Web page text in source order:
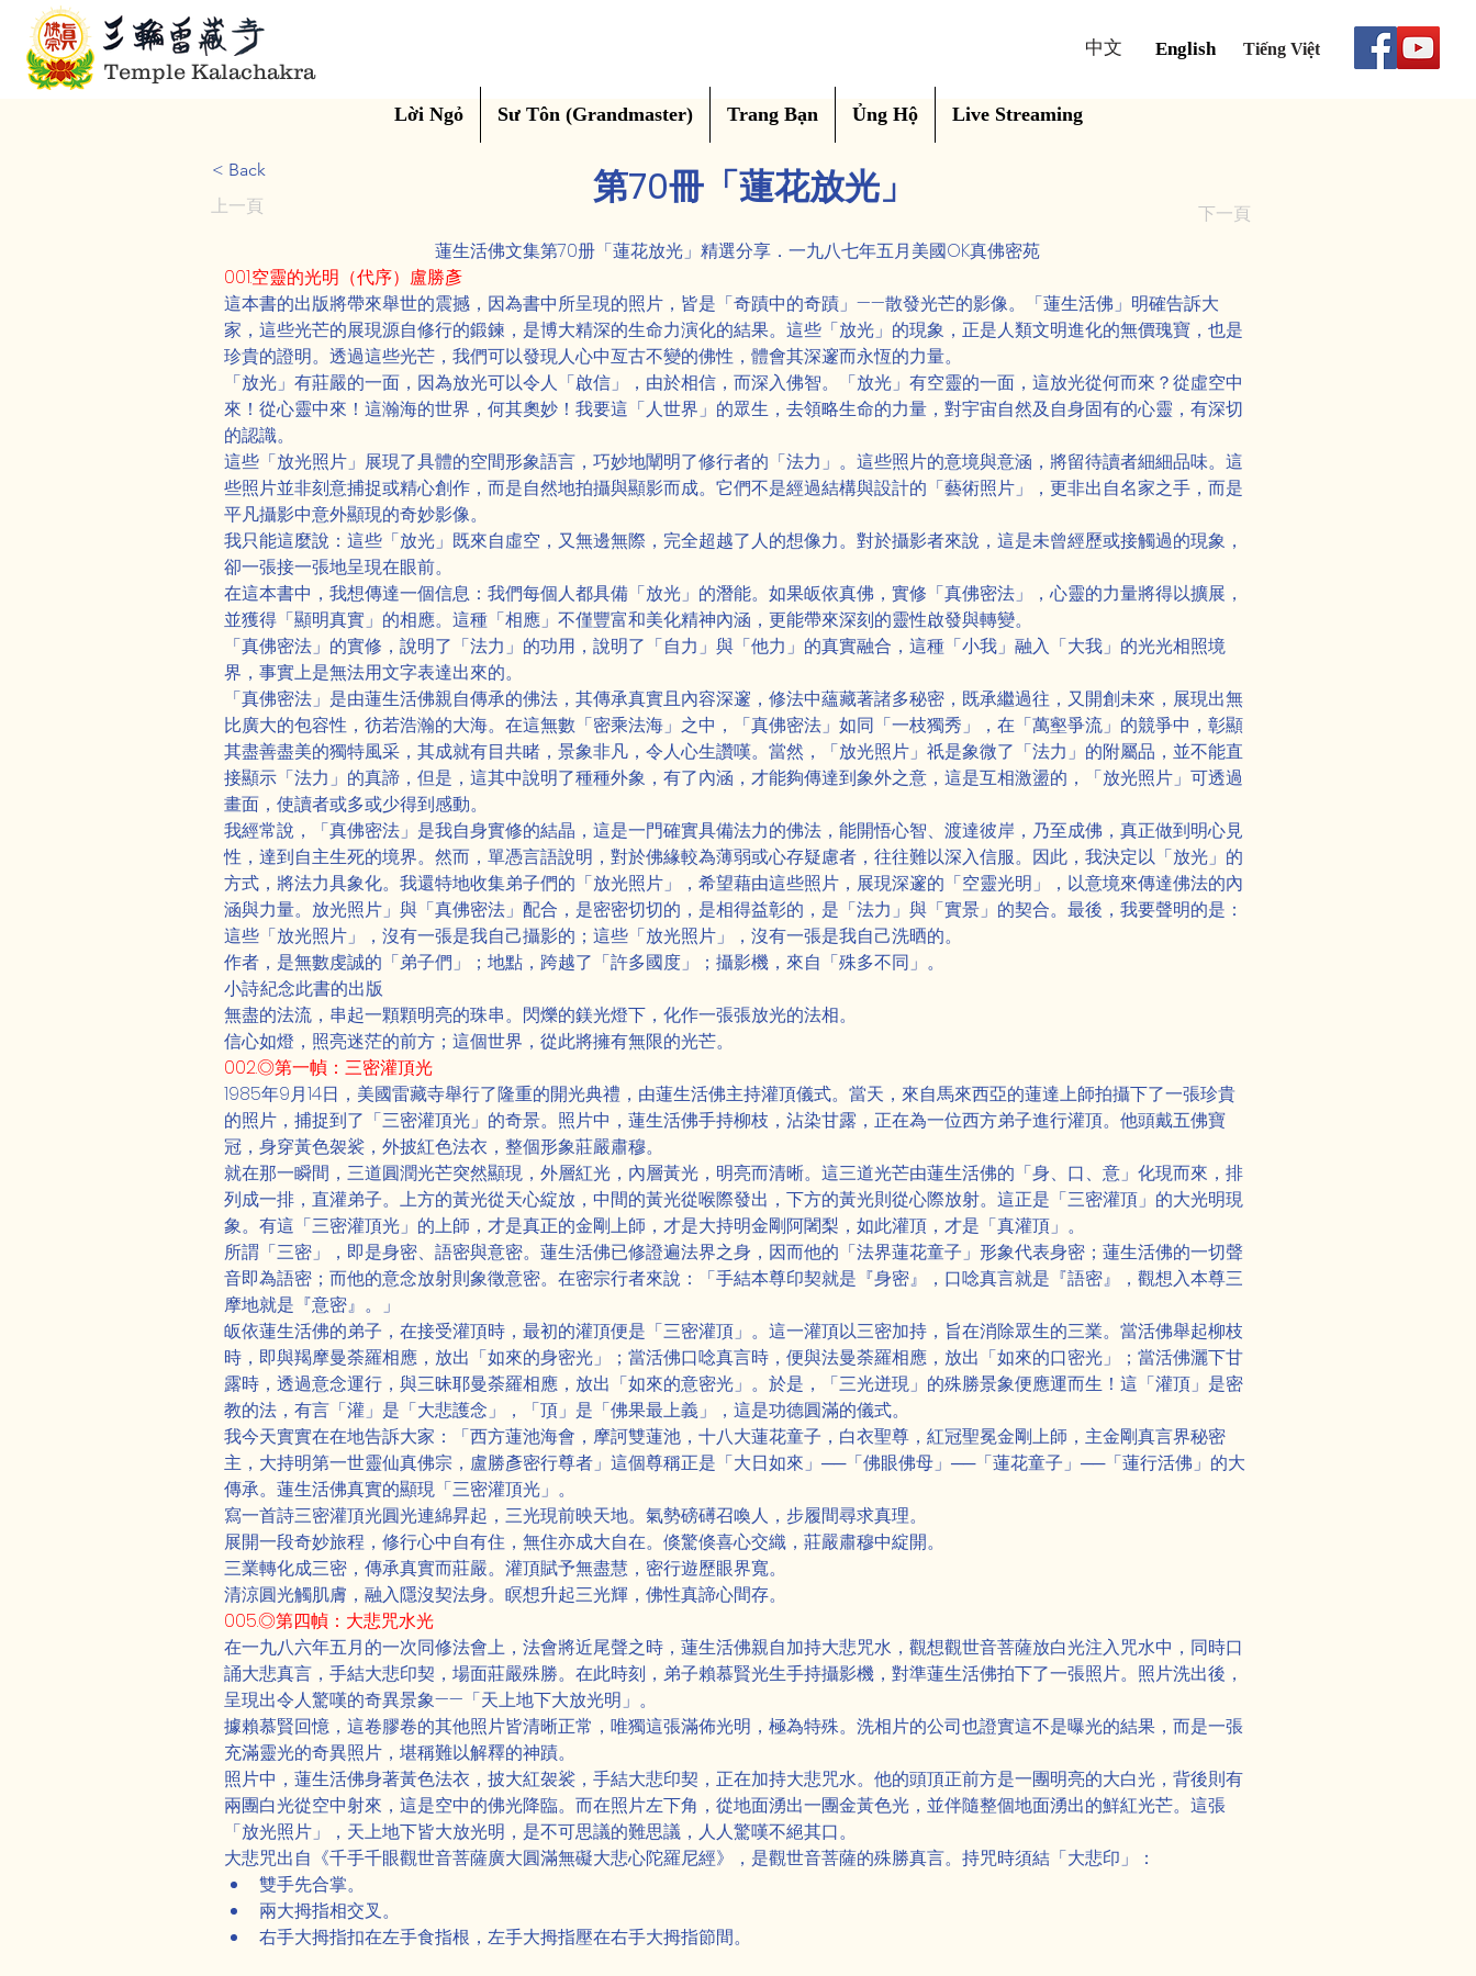
Temple Kalachakra
中文 English Tiếng Việt
Lời Ngỏ Sư Tôn (Grandmaster) Trang Bạn Ủng Hộ Live Streaming
< Back
上一頁
第70冊「蓮花放光」
下一頁
蓮生活佛文集第70册「蓮花放光」精選分享．一九八七年五月美國OK真佛密苑
001.空靈的光明（代序）盧勝彥
這本書的出版將帶來舉世的震撼，因為書中所呈現的照片，皆是「奇蹟中的奇蹟」——散發光芒的影像。「蓮生活佛」明確告訴大
家，這些光芒的展現源自修行的鍛鍊，是博大精深的生命力演化的結果。這些「放光」的現象，正是人類文明進化的無價瑰寶，也是
珍貴的證明。透過這些光芒，我們可以發現人心中亙古不變的佛性，體會其深邃而永恆的力量。
「放光」有莊嚴的一面，因為放光可以令人「啟信」，由於相信，而深入佛智。「放光」有空靈的一面，這放光從何而來？從虛空中
來！從心靈中來！這瀚海的世界，何其奧妙！我要這「人世界」的眾生，去領略生命的力量，對宇宙自然及自身固有的心靈，有深切
的認識。
這些「放光照片」展現了具體的空間形象語言，巧妙地闡明了修行者的「法力」。這些照片的意境與意涵，將留待讀者細細品味。這
些照片並非刻意捕捉或精心創作，而是自然地拍攝與顯影而成。它們不是經過結構與設計的「藝術照片」，更非出自名家之手，而是
平凡攝影中意外顯現的奇妙影像。
我只能這麼說：這些「放光」既來自虛空，又無邊無際，完全超越了人的想像力。對於攝影者來說，這是未曾經歷或接觸過的現象，
卻一張接一張地呈現在眼前。
在這本書中，我想傳達一個信息：我們每個人都具備「放光」的潛能。如果皈依真佛，實修「真佛密法」，心靈的力量將得以擴展，
並獲得「顯明真實」的相應。這種「相應」不僅豐富和美化精神內涵，更能帶來深刻的靈性啟發與轉變。
「真佛密法」的實修，說明了「法力」的功用，說明了「自力」與「他力」的真實融合，這種「小我」融入「大我」的光光相照境
界，事實上是無法用文字表達出來的。
「真佛密法」是由蓮生活佛親自傳承的佛法，其傳承真實且內容深邃，修法中蘊藏著諸多秘密，既承繼過往，又開創未來，展現出無
比廣大的包容性，彷若浩瀚的大海。在這無數「密乘法海」之中，「真佛密法」如同「一枝獨秀」，在「萬壑爭流」的競爭中，彰顯
其盡善盡美的獨特風采，其成就有目共睹，景象非凡，令人心生讚嘆。當然，「放光照片」祇是象微了「法力」的附屬品，並不能直
接顯示「法力」的真諦，但是，這其中說明了種種外象，有了內涵，才能夠傳達到象外之意，這是互相激盪的，「放光照片」可透過
畫面，使讀者或多或少得到感動。
我經常說，「真佛密法」是我自身實修的結晶，這是一門確實具備法力的佛法，能開悟心智、渡達彼岸，乃至成佛，真正做到明心見
性，達到自主生死的境界。然而，單憑言語說明，對於佛緣較為薄弱或心存疑慮者，往往難以深入信服。因此，我決定以「放光」的
方式，將法力具象化。我還特地收集弟子們的「放光照片」，希望藉由這些照片，展現深邃的「空靈光明」，以意境來傳達佛法的內
涵與力量。放光照片」與「真佛密法」配合，是密密切切的，是相得益彰的，是「法力」與「實景」的契合。最後，我要聲明的是：
這些「放光照片」，沒有一張是我自己攝影的；這些「放光照片」，沒有一張是我自己洗晒的。
作者，是無數虔誠的「弟子們」；地點，跨越了「許多國度」；攝影機，來自「殊多不同」。
小詩·紀念此書的出版
無盡的法流，串起一顆顆明亮的珠串。閃爍的鎂光燈下，化作一張張放光的法相。
信心如燈，照亮迷茫的前方；這個世界，從此將擁有無限的光芒。
002.◎第一幀：三密灌頂光
1985年9月14日，美國雷藏寺舉行了隆重的開光典禮，由蓮生活佛主持灌頂儀式。當天，來自馬來西亞的蓮達上師拍攝下了一張珍貴
的照片，捕捉到了「三密灌頂光」的奇景。照片中，蓮生活佛手持柳枝，沾染甘露，正在為一位西方弟子進行灌頂。他頭戴五佛寶
冠，身穿黃色袈裟，外披紅色法衣，整個形象莊嚴肅穆。
就在那一瞬間，三道圓潤光芒突然顯現，外層紅光，內層黃光，明亮而清晰。這三道光芒由蓮生活佛的「身、口、意」化現而來，排
列成一排，直灌弟子。上方的黃光從天心綻放，中間的黃光從喉際發出，下方的黃光則從心際放射。這正是「三密灌頂」的大光明現
象。有這「三密灌頂光」的上師，才是真正的金剛上師，才是大持明金剛阿闍梨，如此灌頂，才是「真灌頂」。
所謂「三密」，即是身密、語密與意密。蓮生活佛已修證遍法界之身，因而他的「法界蓮花童子」形象代表身密；蓮生活佛的一切聲
音即為語密；而他的意念放射則象徵意密。在密宗行者來說：「手結本尊印契就是『身密』，口唸真言就是『語密』，觀想入本尊三
摩地就是『意密』。」
皈依蓮生活佛的弟子，在接受灌頂時，最初的灌頂便是「三密灌頂」。這一灌頂以三密加持，旨在消除眾生的三業。當活佛舉起柳枝
時，即與羯摩曼荼羅相應，放出「如來的身密光」；當活佛口唸真言時，便與法曼荼羅相應，放出「如來的口密光」；當活佛灑下甘
露時，透過意念運行，與三昧耶曼荼羅相應，放出「如來的意密光」。於是，「三光迸現」的殊勝景象便應運而生！這「灌頂」是密
教的法，有言「灌」是「大悲護念」，「頂」是「佛果最上義」，這是功德圓滿的儀式。
我今天實實在在地告訴大家：「西方蓮池海會，摩訶雙蓮池，十八大蓮花童子，白衣聖尊，紅冠聖冕金剛上師，主金剛真言界秘密
主，大持明第一世靈仙真佛宗，盧勝彥密行尊者」這個尊稱正是「大日如來」──「佛眼佛母」──「蓮花童子」──「蓮行活佛」的大
傳承。蓮生活佛真實的顯現「三密灌頂光」。
寫一首詩三密灌頂光圓光連綿昇起，三光現前映天地。氣勢磅礡召喚人，步履間尋求真理。
展開一段奇妙旅程，修行心中自有住，無住亦成大自在。倏驚倏喜心交織，莊嚴肅穆中綻開。
三業轉化成三密，傳承真實而莊嚴。灌頂賦予無盡慧，密行遊歷眼界寬。
清涼圓光觸肌膚，融入隱沒契法身。瞑想升起三光輝，佛性真諦心間存。
005.◎第四幀：大悲咒水光
在一九八六年五月的一次同修法會上，法會將近尾聲之時，蓮生活佛親自加持大悲咒水，觀想觀世音菩薩放白光注入咒水中，同時口
誦大悲真言，手結大悲印契，場面莊嚴殊勝。在此時刻，弟子賴慕賢光生手持攝影機，對準蓮生活佛拍下了一張照片。照片洗出後，
呈現出令人驚嘆的奇異景象——「天上地下大放光明」。
據賴慕賢回憶，這卷膠卷的其他照片皆清晰正常，唯獨這張滿佈光明，極為特殊。洗相片的公司也證實這不是曝光的結果，而是一張
充滿靈光的奇異照片，堪稱難以解釋的神蹟。
照片中，蓮生活佛身著黃色法衣，披大紅袈裟，手結大悲印契，正在加持大悲咒水。他的頭頂正前方是一團明亮的大白光，背後則有
兩團白光從空中射來，這是空中的佛光降臨。而在照片左下角，從地面湧出一團金黃色光，並伴隨整個地面湧出的鮮紅光芒。這張
「放光照片」，天上地下皆大放光明，是不可思議的難思議，人人驚嘆不絕其口。
大悲咒出自《千手千眼觀世音菩薩廣大圓滿無礙大悲心陀羅尼經》，是觀世音菩薩的殊勝真言。持咒時須結「大悲印」：
雙手先合掌。
兩大拇指相交叉。
右手大拇指扣在左手食指根，左手大拇指壓在右手大拇指節間。